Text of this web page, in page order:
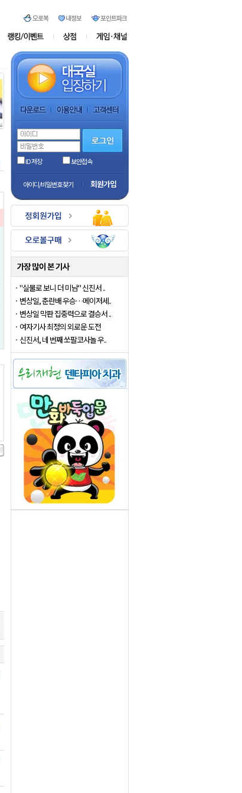
ID 저장 보안접속
아이디/비밀번호 찾기 회원가입
"실물로 보니 더 미남" 신진서 ..
변상일, 춘란배 우승…메이저세..
변상일 막판 집중력으로 결승서 ..
여자기사 최정의 외로운 도전
신진서, 네 번째 쏘팔코사놀 우..